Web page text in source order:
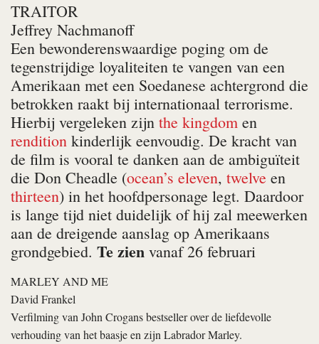
TRAITOR
Jeffrey Nachmanoff
Een bewonderenswaardige poging om de
tegenstrijdige loyaliteiten te vangen van een
Amerikaan met een Soedanese achtergrond die
betrokken raakt bij internationaal terrorisme.
Hierbij vergeleken zijn the kingdom en
rendition kinderlijk eenvoudig. De kracht van
de film is vooral te danken aan de ambiguïteit
die Don Cheadle (ocean’s eleven, twelve en
thirteen) in het hoofdpersonage legt. Daardoor
is lange tijd niet duidelijk of hij zal meewerken
aan de dreigende aanslag op Amerikaans
grondgebied. Te zien vanaf 26 februari
MARLEY AND ME
David Frankel
Verfilming van John Crogans bestseller over de liefdevolle
verhouding van het baasje en zijn Labrador Marley.